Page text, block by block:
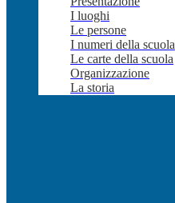
I luoghi
Le persone
I numeri della scuola
Le carte della scuola
Organizzazione
La storia